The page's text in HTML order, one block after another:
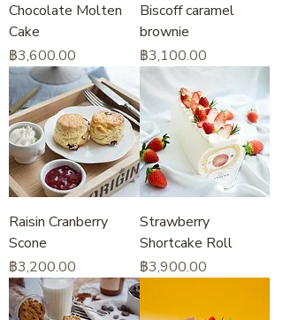
Chocolate Molten
Cake
ราคา
฿3,600.00
Biscoff caramel
brownie
ราคา
฿3,100.00
Raisin Cranberry
Scone
ราคา
฿3,200.00
Strawberry
Shortcake Roll
ราคา
฿3,900.00